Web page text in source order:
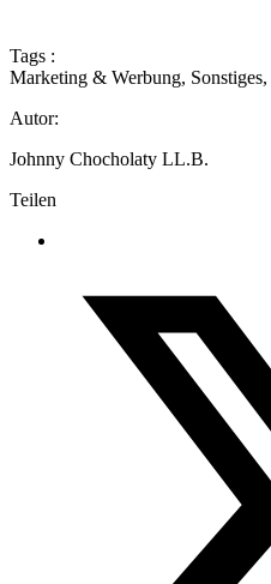
Tags :
Marketing & Werbung, Sonstiges,
Autor:
Johnny Chocholaty LL.B.
Teilen